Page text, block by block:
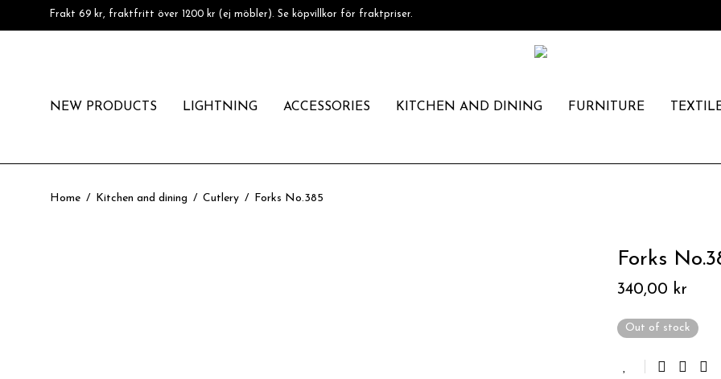
Frakt 69 kr, fraktfritt över 1200 kr (ej möbler). Se köpvillkor för fraktpriser.
NEW PRODUCTS LIGHTNING ACCESSORIES KITCHEN AND DINING FURNITURE
Home / Kitchen and dining / Cutlery / Forks No.385
Forks
340,00 kr
Out of stock